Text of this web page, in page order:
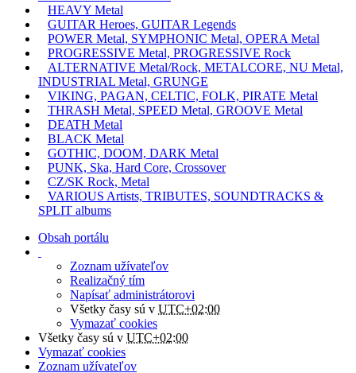
HEAVY Metal
GUITAR Heroes, GUITAR Legends
POWER Metal, SYMPHONIC Metal, OPERA Metal
PROGRESSIVE Metal, PROGRESSIVE Rock
ALTERNATIVE Metal/Rock, METALCORE, NU Metal,
INDUSTRIAL Metal, GRUNGE
VIKING, PAGAN, CELTIC, FOLK, PIRATE Metal
THRASH Metal, SPEED Metal, GROOVE Metal
DEATH Metal
BLACK Metal
GOTHIC, DOOM, DARK Metal
PUNK, Ska, Hard Core, Crossover
CZ/SK Rock, Metal
VARIOUS Artists, TRIBUTES, SOUNDTRACKS &
SPLIT albums
Obsah portálu
Zoznam užívateľov
Realizačný tím
Napísať administrátorovi
Všetky časy sú v UTC+02:00
Vymazať cookies
Všetky časy sú v UTC+02:00
Vymazať cookies
Zoznam užívateľov